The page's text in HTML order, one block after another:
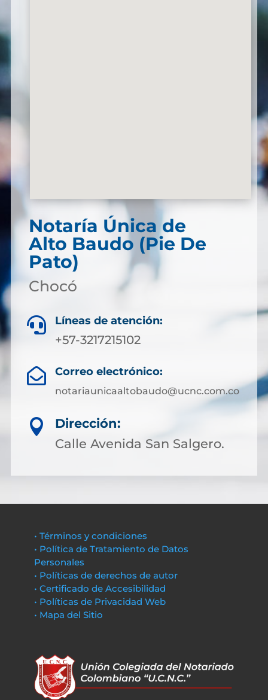
Notaría Única de
Alto Baudo (Pie De
Pato)
Chocó
 Líneas de atención:
+57-3217215102
 Correo electrónico:
notariaunicaaltobaudo@ucnc.com.co

Dirección:
Calle Avenida San Salgero.
• Términos y condiciones
• Política de Tratamiento de Datos
Personales
• Políticas de derechos de autor
• Certificado de Accesibilidad
• Políticas de Privacidad Web
• Mapa del Sitio